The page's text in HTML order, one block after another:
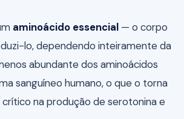
aminoácido essencial — o corpo
lo, dependendo inteiramente da
abundante dos aminoácidos
sanguíneo humano, o que o torna
na produção de serotonina e